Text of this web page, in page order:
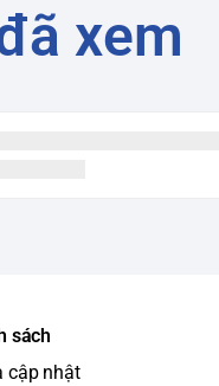
xem
sách
cập nhật